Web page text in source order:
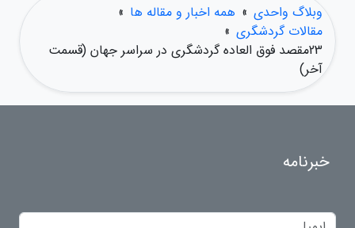
وبلاگ واحدی » همه اخبار و مقاله ها »
مقالات گردشگری »
23مقصد فوق العاده گردشگری در سراسر جهان (قسمت
آخر)
خبرنامه